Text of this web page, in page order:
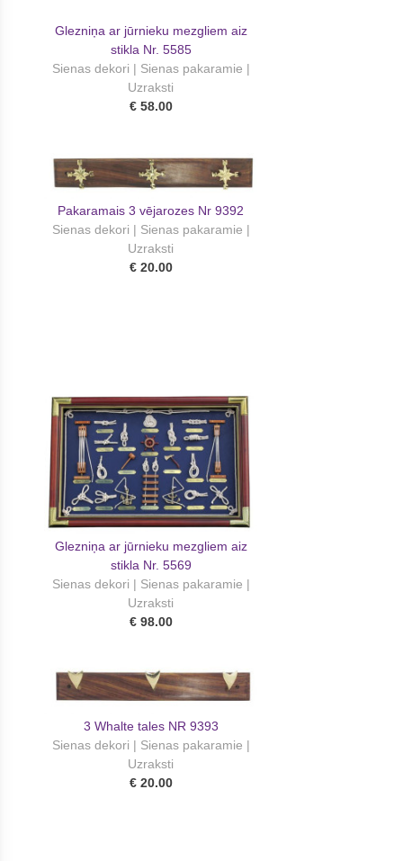
Glezniņa ar jūrnieku mezgliem aiz
stikla Nr. 5585
Sienas dekori | Sienas pakaramie |
Uzraksti
€ 58.00
Pakaramais 3 vējarozes Nr 9392
Sienas dekori | Sienas pakaramie |
Uzraksti
€ 20.00
Glezniņa ar jūrnieku mezgliem aiz
stikla Nr. 5569
Sienas dekori | Sienas pakaramie |
Uzraksti
€ 98.00
3 Whalte tales NR 9393
Sienas dekori | Sienas pakaramie |
Uzraksti
€ 20.00